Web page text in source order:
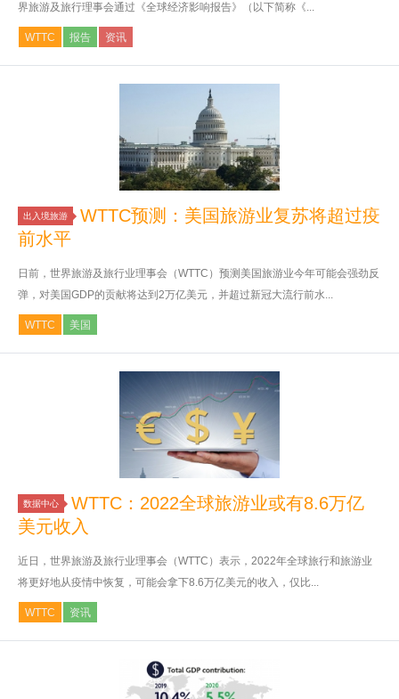
界旅游及旅行理事会通过《全球经济影响报告》（以下简称《...
WTTC 报告 资讯
出入境旅游
​WTTC预测：美国旅游业复苏将超过疫
前水平
日前，世界旅游及旅行业理事会（WTTC）预测美国旅游业今年可能会强劲反
弹，对美国GDP的贡献将达到2万亿美元，并超过新冠大流行前水...
WTTC 美国
数据中心
WTTC：2022全球旅游业或有8.6万亿
美元收入
近日，世界旅游及旅行业理事会（WTTC）表示，2022年全球旅行和旅游业
将更好地从疫情中恢复，可能会拿下8.6万亿美元的收入，仅比...
WTTC 资讯